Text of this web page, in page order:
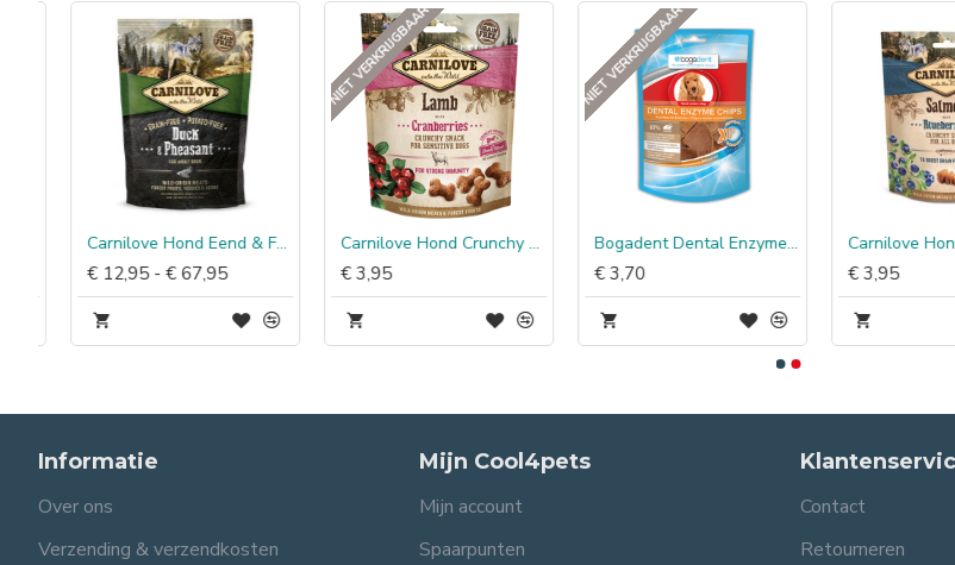
Carnilove Hond Eend & Fazant
€ 12,95 - € 67,95
NIET VERKRIJGBAAR
Carnilove Hond Crunchy Snack Lam met Cranberries
€ 3,95
NIET VERKRIJGBAAR
Bogadent Dental Enzyme Chips Dog
€ 3,70 € 3,95
Informatie
Over ons
Verzending & verzendkosten
Mijn Cool4pets
Mijn account
Spaarpunten
Contact
Retourneren